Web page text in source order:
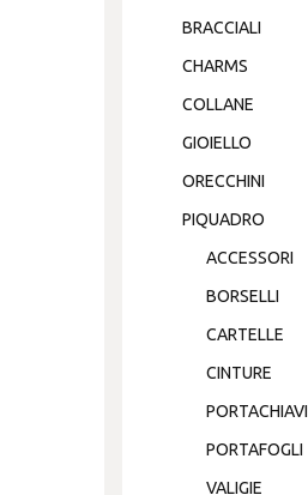
BRACCIALI
CHARMS
COLLANE
GIOIELLO
ORECCHINI
PIQUADRO
ACCESSORI
BORSELLI
CARTELLE
CINTURE
PORTACHIAVI
PORTAFOGLI
VALIGIE